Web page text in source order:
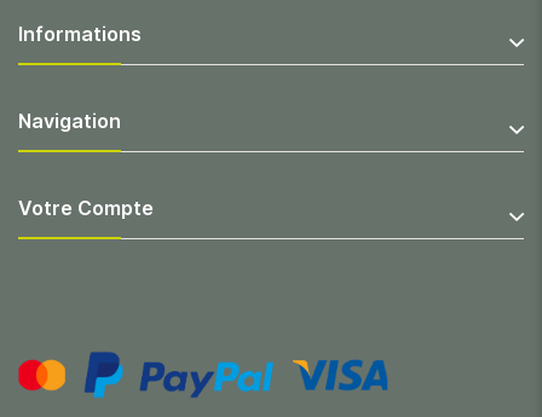
Informations
Navigation
Votre Compte